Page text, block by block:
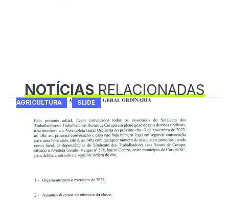
NOTÍCIASRELACIONADAS
AGRICULTURA SLIDE